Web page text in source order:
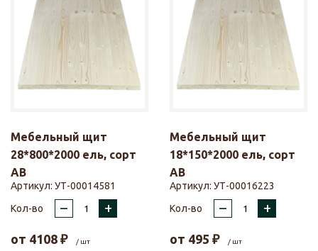
Мебельный щит
28*800*2000 ель, сорт
АВ
Артикул: УТ-00014581
Кол-во
– +
от 4108 ₽ / шт
Мебельный щит
18*150*2000 ель, сорт
АВ
Артикул: УТ-00016223
Кол-во
– +
от 495 ₽ / шт